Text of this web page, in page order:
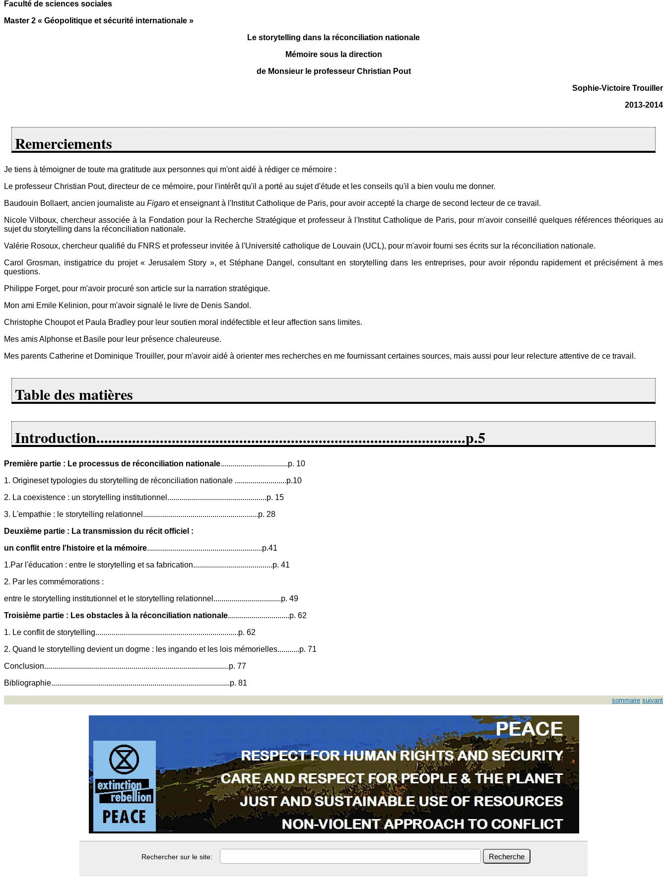
Faculté de sciences sociales
Master 2 « Géopolitique et sécurité internationale »
Le storytelling dans la réconciliation nationale
Mémoire sous la direction
de Monsieur le professeur Christian Pout
Sophie-Victoire Trouiller
2013-2014
Remerciements
Je tiens à témoigner de toute ma gratitude aux personnes qui m'ont aidé à rédiger ce mémoire :
Le professeur Christian Pout, directeur de ce mémoire, pour l'intérêt qu'il a porté au sujet d'étude et les conseils qu'il a bien voulu me donner.
Baudouin Bollaert, ancien journaliste au Figaro et enseignant à l'Institut Catholique de Paris, pour avoir accepté la charge de second lecteur de ce travail.
Nicole Vilboux, chercheur associée à la Fondation pour la Recherche Stratégique et professeur à l'Institut Catholique de Paris, pour m'avoir conseillé quelques références théoriques au
sujet du storytelling dans la réconciliation nationale.
Valérie Rosoux, chercheur qualifié du FNRS et professeur invitée à l'Université catholique de Louvain (UCL), pour m'avoir fourni ses écrits sur la réconciliation nationale.
Carol Grosman, instigatrice du projet « Jerusalem Story », et Stéphane Dangel, consultant en storytelling dans les entreprises, pour avoir répondu rapidement et précisément à mes
questions.
Philippe Forget, pour m'avoir procuré son article sur la narration stratégique.
Mon ami Emile Kelinion, pour m'avoir signalé le livre de Denis Sandol.
Christophe Choupot et Paula Bradley pour leur soutien moral indéfectible et leur affection sans limites.
Mes amis Alphonse et Basile pour leur présence chaleureuse.
Mes parents Catherine et Dominique Trouiller, pour m'avoir aidé à orienter mes recherches en me fournissant certaines sources, mais aussi pour leur relecture attentive de ce travail.
Table des matières
Introduction.............................................................................................p.5
Première partie : Le processus de réconciliation nationale..................................p. 10
1. Origineset typologies du storytelling de réconciliation nationale ..........................p.10
2. La coexistence : un storytelling institutionnel..................................................p. 15
3. L'empathie : le storytelling relationnel..........................................................p. 28
Deuxième partie : La transmission du récit officiel :
un conflit entre l'histoire et la mémoire..........................................................p.41
1.Par l'éducation : entre le storytelling et sa fabrication........................................p. 41
2. Par les commémorations :
entre le storytelling institutionnel et le storytelling relationnel..................................p. 49
Troisième partie : Les obstacles à la réconciliation nationale...............................p. 62
1. Le conflit de storytelling........................................................................p. 62
2. Quand le storytelling devient un dogme : les ingando et les lois mémorielles...........p. 71
Conclusion.............................................................................................p. 77
Bibliographie..........................................................................................p. 81
sommaire suivant
Rechercher sur le site: